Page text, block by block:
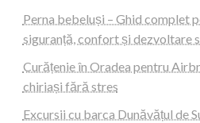
Perna bebeluși – Ghid complet
siguranță, confort și dezvoltare
Curățenie în Oradea pentru
chiriași fără stres
Excursii cu barca Dunăvățul de